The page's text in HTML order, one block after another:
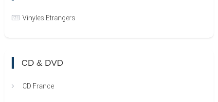
Vinyles Etrangers
CD & DVD
CD France